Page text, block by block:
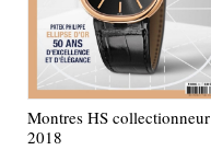
Montres HS collectionneur
2018